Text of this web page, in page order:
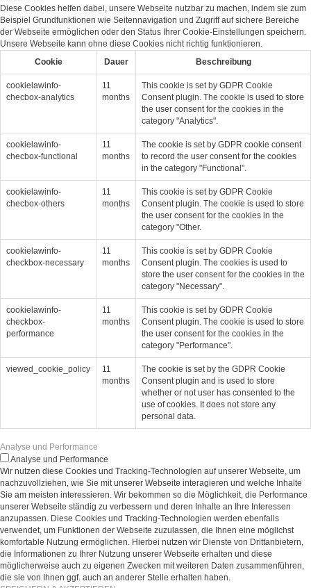
Diese Cookies helfen dabei, unsere Webseite nutzbar zu machen, indem sie zum
Beispiel Grundfunktionen wie Seitennavigation und Zugriff auf sichere Bereiche
der Webseite ermöglichen oder den Status Ihrer Cookie-Einstellungen speichern.
Unsere Webseite kann ohne diese Cookies nicht richtig funktionieren.
Cookie
Dauer Beschreibung
cookielawinfo-
checbox-analytics
11
months
This cookie is set by GDPR Cookie
Consent plugin. The cookie is used to store
the user consent for the cookies in the
category "Analytics".
cookielawinfo-
checbox-functional
11
months
The cookie is set by GDPR cookie consent
to record the user consent for the cookies
in the category "Functional".
cookielawinfo-
checbox-others
11
months
This cookie is set by GDPR Cookie
Consent plugin. The cookie is used to store
the user consent for the cookies in the
category "Other.
cookielawinfo-
checkbox-necessary
11
months
This cookie is set by GDPR Cookie
Consent plugin. The cookies is used to
store the user consent for the cookies in the
category "Necessary".
cookielawinfo-
checkbox-
performance
11
months
This cookie is set by GDPR Cookie
Consent plugin. The cookie is used to store
the user consent for the cookies in the
category "Performance".
viewed_cookie_policy
11
months
The cookie is set by the GDPR Cookie
Consent plugin and is used to store
whether or not user has consented to the
use of cookies. It does not store any
personal data.
Analyse und Performance
Analyse und Performance
Wir nutzen diese Cookies und Tracking-Technologien auf unserer Webseite, um
nachzuvollziehen, wie Sie mit unserer Webseite interagieren und welche Inhalte
Sie am meisten interessieren. Wir bekommen so die Möglichkeit, die Performance
unserer Webseite ständig zu verbessern und deren Inhalte an Ihre Interessen
anzupassen. Diese Cookies und Tracking-Technologien werden ebenfalls
verwendet, um Funktionen der Webseite zuzulassen, die Ihnen eine möglichst
komfortable Nutzung ermöglichen. Hierbei nutzen wir Dienste von Drittanbietern,
die Informationen zu Ihrer Nutzung unserer Webseite erhalten und diese
möglicherweise auch zu eigenen Zwecken mit weiteren Daten zusammenführen,
die sie von Ihnen ggf. auch an anderer Stelle erhalten haben.